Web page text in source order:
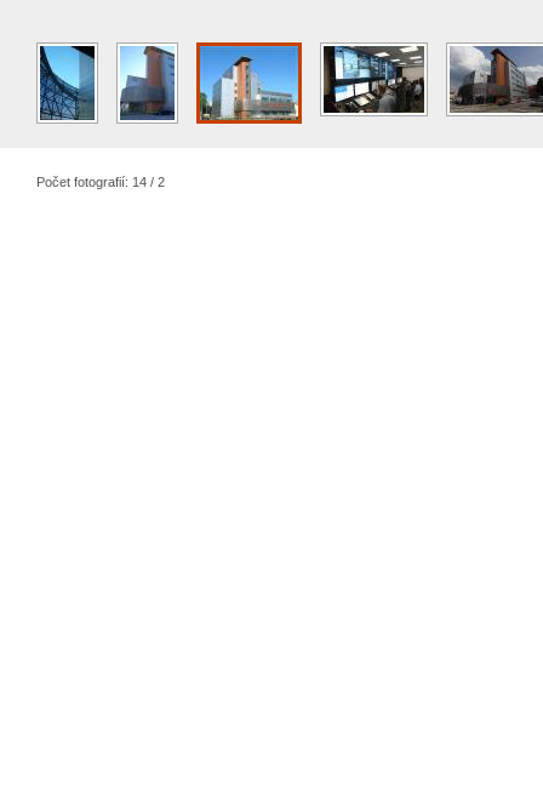
Počet fotografií: 14 / 2